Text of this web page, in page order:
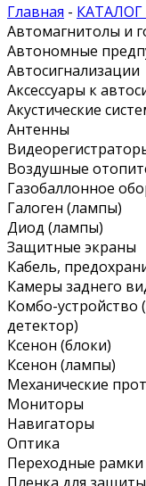
Главная -
Автомагнитолы и
Автономные
Автосигнализации
Аксессуары к
Акустические
Антенны
Воздушные
Газобаллонное
Галоген (лампы)
Диод (лампы)
Защитные экраны
Кабель,
Камеры заднего
Комбо-устройство
детектор)
Ксенон (блоки)
Ксенон (лампы)
Механические
Мониторы
Навигаторы
Оптика
Переходные рамки